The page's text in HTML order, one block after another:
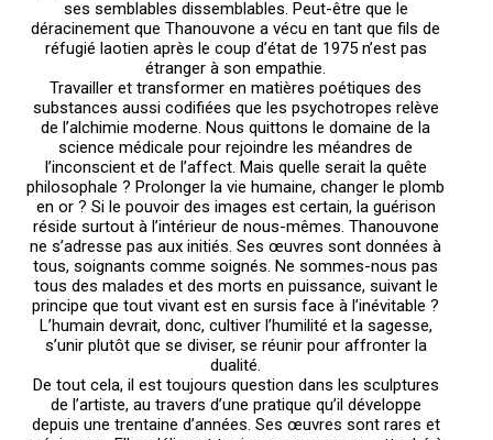
ses semblables dissemblables. Peut-être que le
déracinement que Thanouvone a vécu en tant que fils de
réfugié laotien après le coup d’état de 1975 n’est pas
étranger à son empathie.
Travailler et transformer en matières poétiques des
substances aussi codifiées que les psychotropes relève
de l’alchimie moderne. Nous quittons le domaine de la
science médicale pour rejoindre les méandres de
l’inconscient et de l’affect. Mais quelle serait la quête
philosophale ? Prolonger la vie humaine, changer le plomb
en or ? Si le pouvoir des images est certain, la guérison
réside surtout à l’intérieur de nous-mêmes. Thanouvone
ne s’adresse pas aux initiés. Ses œuvres sont données à
tous, soignants comme soignés. Ne sommes-nous pas
tous des malades et des morts en puissance, suivant le
principe que tout vivant est en sursis face à l’inévitable ?
L’humain devrait, donc, cultiver l’humilité et la sagesse,
s’unir plutôt que se diviser, se réunir pour affronter la
dualité.
De tout cela, il est toujours question dans les sculptures
de l’artiste, au travers d’une pratique qu’il développe
depuis une trentaine d’années. Ses œuvres sont rares et